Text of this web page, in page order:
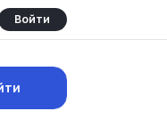
Войти